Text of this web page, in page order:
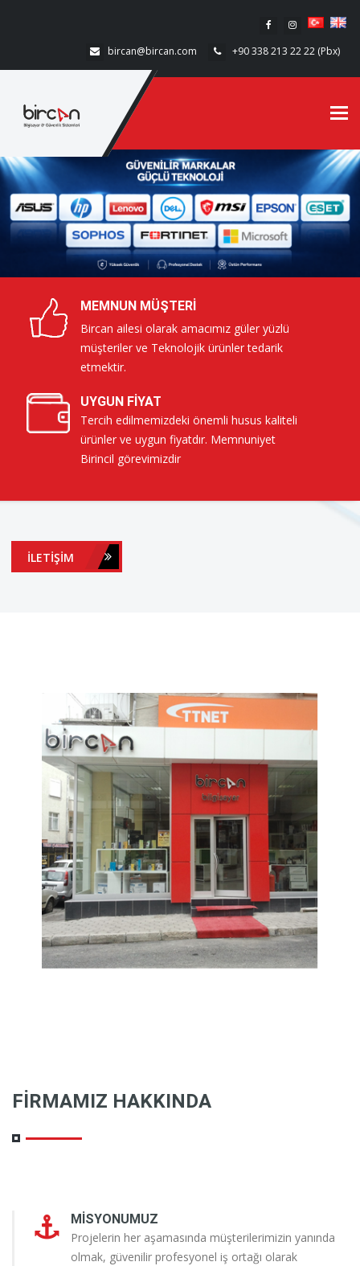
bircan@bircan.com +90 338 213 22 22 (Pbx)
MEMNUN MÜŞTERI
Bircan ailesi olarak amacımız güler yüzlü
müşteriler ve Teknolojik ürünler tedarik
etmektir.
UYGUN FIYAT
Tercih edilmemizdeki önemli husus kaliteli
ürünler ve uygun fiyatdır. Memnuniyet
Birincil görevimizdir
İLETIŞIM
FIRMAMIZ HAKKINDA
MISYONUMUZ
Projelerin her aşamasında müşterilerimizin yanında
olmak, güvenilir profesyonel iş ortağı olarak